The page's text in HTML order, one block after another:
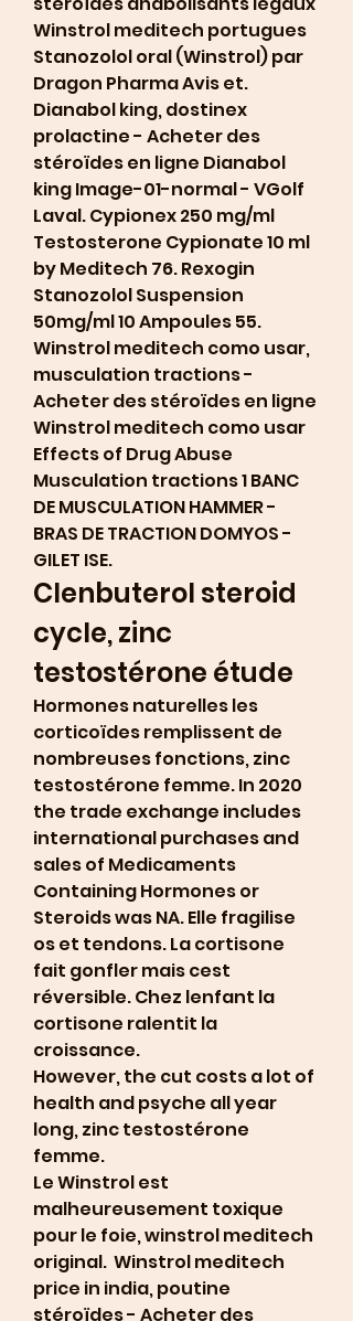
Winstrol meditech portugues
Stanozolol oral (Winstrol) par
Dragon Pharma Avis et.
Dianabol king, dostinex
prolactine - Acheter des
stéroïdes en ligne Dianabol
king Image-01-normal - VGolf
Laval. Cypionex 250 mg/ml
Testosterone Cypionate 10 ml
by Meditech 76. Rexogin
Stanozolol Suspension
50mg/ml 10 Ampoules 55.
Winstrol meditech como usar,
musculation tractions -
Acheter des stéroïdes en ligne
Winstrol meditech como usar
Effects of Drug Abuse
Musculation tractions 1 BANC
DE MUSCULATION HAMMER -
BRAS DE TRACTION DOMYOS -
GILET ISE.
Clenbuterol steroid
cycle, zinc
testostérone étude
Hormones naturelles les
corticoïdes remplissent de
nombreuses fonctions, zinc
testostérone femme. In 2020
the trade exchange includes
international purchases and
sales of Medicaments
Containing Hormones or
Steroids was NA. Elle fragilise
os et tendons. La cortisone
fait gonfler mais cest
réversible. Chez lenfant la
cortisone ralentit la
croissance.
However, the cut costs a lot of
health and psyche all year
long, zinc testostérone
femme.
Le Winstrol est
malheureusement toxique
pour le foie, winstrol meditech
original.  Winstrol meditech
price in india, poutine
stéroïdes - Acheter des